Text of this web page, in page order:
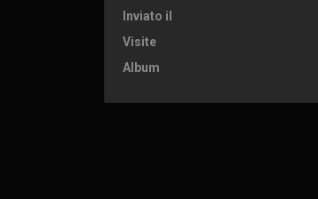
Inviato il
Visite
Album